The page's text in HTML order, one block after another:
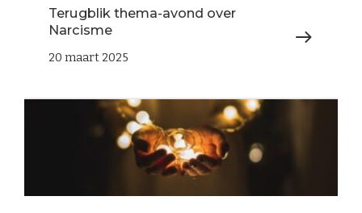
Terugblik thema-avond over
Narcisme
20 maart 2025